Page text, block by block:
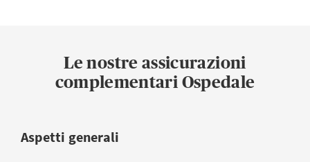
Le nostre assicurazioni
complementari Ospedale
Aspetti generali